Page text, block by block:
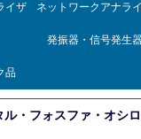
イザ ネットワークアナラ
発振器・信号発生
品
・フォスファ・オシ